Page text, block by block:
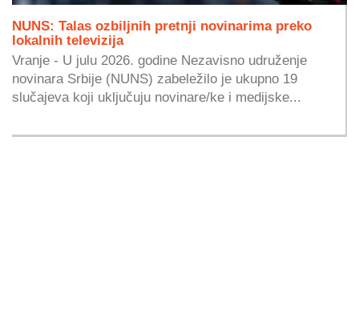
NUNS: Talas ozbiljnih pretnji novinarima preko
lokalnih televizija
Vranje - U julu 2026. godine Nezavisno udruženje
novinara Srbije (NUNS) zabeležilo je ukupno 19
slučajeva koji uključuju novinare/ke i medijske...